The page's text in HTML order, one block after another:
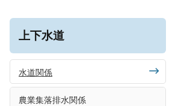
上下水道
水道関係
農業集落排水関係